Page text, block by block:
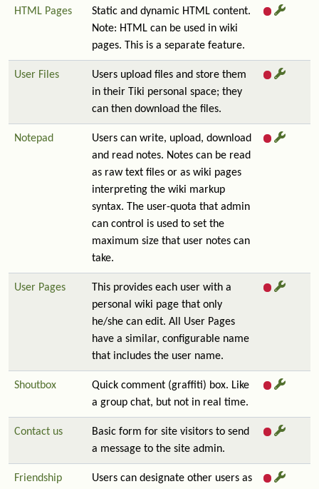
HTML Pages
Static and dynamic HTML content.
Note: HTML can be used in wiki
pages. This is a separate feature.
User Files
Users upload files and store them
in their Tiki personal space; they
can then download the files.
Notepad
Users can write, upload, download
and read notes. Notes can be read
as raw text files or as wiki pages
interpreting the wiki markup
syntax. The user-quota that admin
can control is used to set the
maximum size that user notes can
take.
User Pages
This provides each user with a
personal wiki page that only
he/she can edit. All User Pages
have a similar, configurable name
that includes the user name.
Shoutbox
Quick comment (graffiti) box. Like
a group chat, but not in real time.
Contact us
Basic form for site visitors to send
a message to the site admin.
Friendship
Users can designate other users as